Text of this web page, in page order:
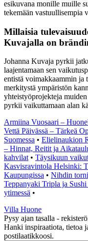
esikuvana monille muille
tekemään vastuullisempia
Millaisia
Kuvajalla on
Johanna Kuvaja pyrkii
laajentamaan sen
entistä voimakkaammin ja
merkitystä ympäristön
yhteistyöprojekteja
pyrkii vaikuttamaan alan
Armiina Vuosaari –
Vettä Päivässä – Tärkeä
Suomessa • Elielinaukion
– Hinnat, Reitit ja
kahvilat • Täysikuun
Kasvisravintola Helsinki:
Kaupungissa • Nihdin
Teppanyaki Tripla ja
ytimessä •
Villa Huone
Pysy ajan tasalla -
Hanki inspiraatiota, tietoa
postilaatikkoosi.